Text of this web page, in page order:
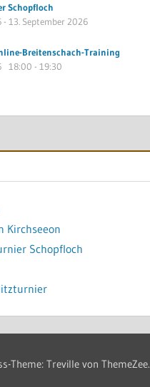
Schopfloch
- 13. September 2026
Breitenschach-Training
18:00 - 19:30
Kirchseeon
Schopfloch
Theme: Treville von ThemeZee.